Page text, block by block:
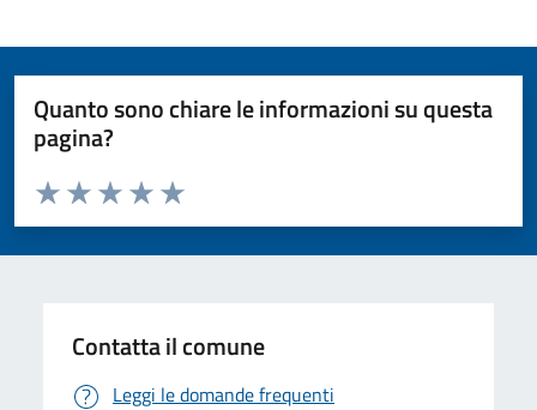
Quanto sono chiare le informazioni su questa
pagina?
Valuta da 1 a 5 stelle la pagina
Valuta 5 stelle su 5
Valuta 4 stelle su 5
Valuta 3 stelle su 5
Valuta 2 stelle su 5
Valuta 1 stelle su 5
Contatta il comune
Leggi le domande frequenti